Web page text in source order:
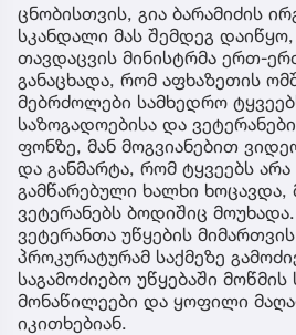
ცნობისთვის, გია ბარამიძის
სკანდალი მას შემდეგ
თავდაცვის მინისტრმა ერთ-
განაცხადა, რომ აფხაზეთის
მებრძოლები სამხედრო
საზოგადოებისა და
ფონზე, მან მოგვიანებით
და განმარტა, რომ ტყვეებს
გამწარებული ხალხი ხოცავდა,
ვეტერანებს ბოდიშიც
ვეტერანთა უწყების
პროკურატურამ საქმეზე
საგამოძიებო უწყებაში
მონაწილეები და ყოფილი
იკითხებიან.